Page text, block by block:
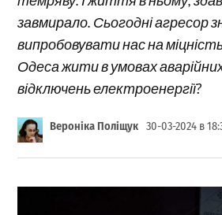
завмирало. Сьогодні агресор
випробовувати нас на
Одеса жити в умовах аварійних
відключень електроенергії?
Вероніка Поліщук 30-03-2024 в